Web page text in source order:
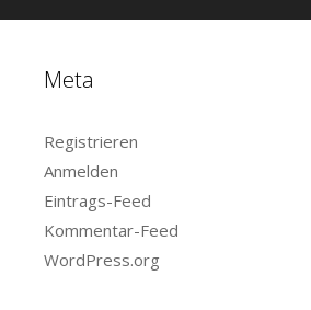
Meta
Registrieren
Anmelden
Eintrags-Feed
Kommentar-Feed
WordPress.org